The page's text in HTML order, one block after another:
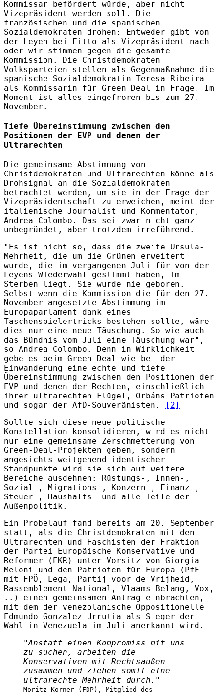
Kommissar befördert würde, aber nicht
Vizepräsident werden soll. Die
französischen und die spanischen
Sozialdemokraten drohen: Entweder gibt von
der Leyen bei Fitto als Vizepräsident nach
oder wir stimmen gegen die gesamte
Kommission. Die Christdemokraten
Volksparteien stellen als Gegenmaßnahme die
spanische Sozialdemokratin Teresa Ribeira
als Kommissarin für Green Deal in Frage. Im
Moment ist alles eingefroren bis zum 27.
November.
Tiefe Übereinstimmung zwischen den
Positionen der EVP und denen der
Ultrarechten
Die gemeinsame Abstimmung von
Christdemokraten und Ultrarechten könne als
Drohsignal an die Sozialdemokraten
betrachtet werden, um sie in der Frage der
Vizepräsidentschaft zu erweichen, meint der
italienische Journalist und Kommentator,
Andrea Colombo. Das sei zwar nicht ganz
unbegründet, aber trotzdem irreführend.
"Es ist nicht so, dass die zweite Ursula-
Mehrheit, die um die Grünen erweitert
wurde, die im vergangenen Juli für von der
Leyens Wiederwahl gestimmt haben, im
Sterben liegt. Sie wurde nie geboren.
Selbst wenn die Kommission die für den 27.
November angesetzte Abstimmung im
Europaparlament dank eines
Taschenspielertricks bestehen sollte, wäre
dies nur eine neue Täuschung. So wie auch
das Bündnis vom Juli eine Täuschung war",
so Andrea Colombo. Denn in Wirklichkeit
gebe es beim Green Deal wie bei der
Einwanderung eine echte und tiefe
Übereinstimmung zwischen den Positionen der
EVP und denen der Rechten, einschließlich
ihrer ultrarechten Flügel, Orbáns Patrioten
und sogar der AfD-Souveränisten.
[2]
Sollte sich diese neue politische
Konstellation konsolidieren, wird es nicht
nur eine gemeinsame Zerschmetterung von
Green-Deal-Projekten geben, sondern
angesichts weitgehend identischer
Standpunkte wird sie sich auf weitere
Bereiche ausdehnen: Rüstungs-, Innen-,
Sozial-, Migrations-, Konzern-, Finanz-,
Steuer-, Haushalts- und alle Teile der
Außenpolitik.
Ein Probelauf fand bereits am 20. September
statt, als die Christdemokraten mit den
Ultrarechten und Faschisten der Fraktion
der Partei Europäische Konservative und
Reformer (EKR) unter Vorsitz von Giorgia
Meloni und den Patrioten für Europa (PfE
mit FPÖ, Lega, Partij voor de Vrijheid,
Rassemblement National, Vlaams Belang, Vox,
..) einen gemeinsamen Antrag einbrachten,
mit dem der venezolanische Oppositionelle
Edmundo Gonzalez Urrutia als Sieger der
Wahl in Venezuela im Juli anerkannt wird.
"Anstatt einen Kompromiss mit uns
zu suchen, arbeiten die
Konservativen mit Rechtsaußen
zusammen und ziehen somit eine
ultrarechte Mehrheit durch."
Moritz Körner (FDP), Mitglied des